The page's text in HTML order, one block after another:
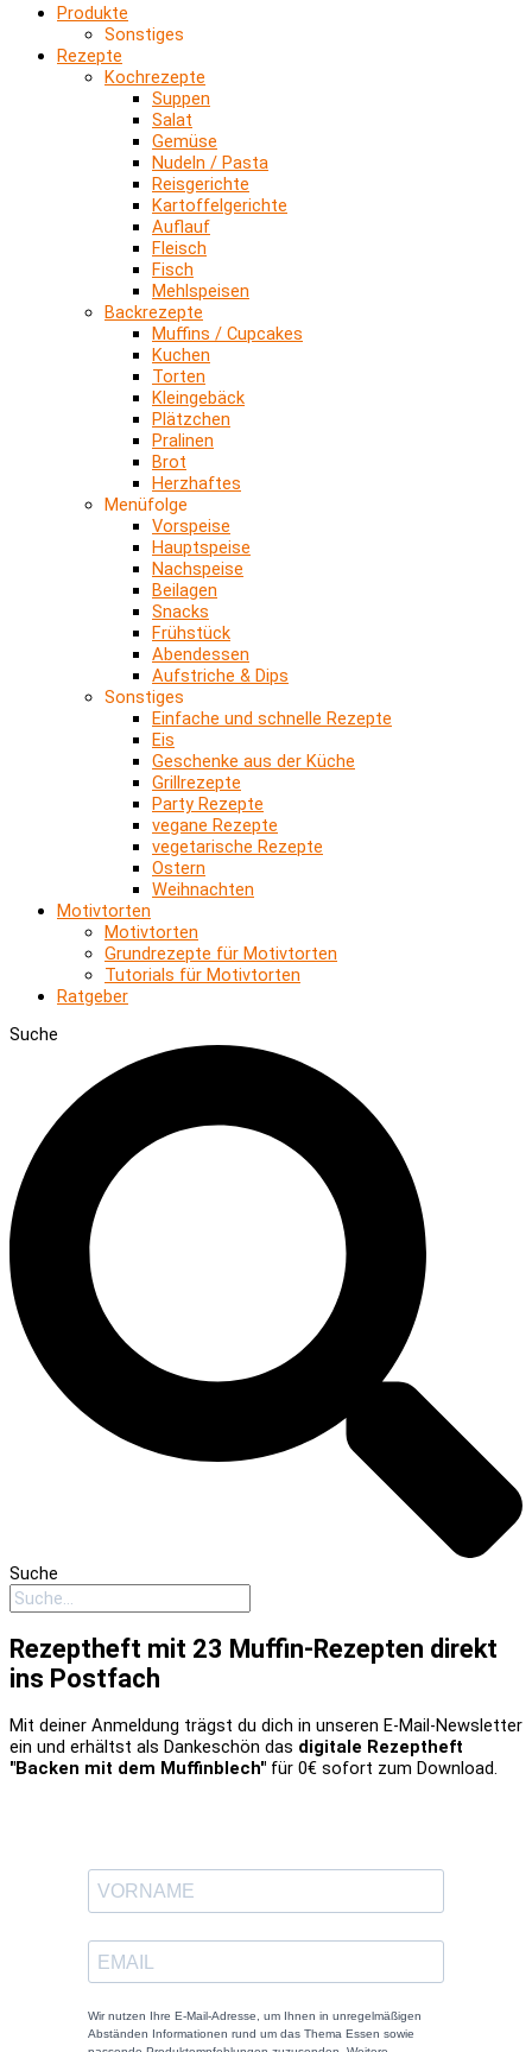
Produkte
Sonstiges
Rezepte
Kochrezepte
Suppen
Salat
Gemüse
Nudeln / Pasta
Reisgerichte
Kartoffelgerichte
Auflauf
Fleisch
Fisch
Mehlspeisen
Backrezepte
Muffins / Cupcakes
Kuchen
Torten
Kleingebäck
Plätzchen
Pralinen
Brot
Herzhaftes
Menüfolge
Vorspeise
Hauptspeise
Nachspeise
Beilagen
Snacks
Frühstück
Abendessen
Aufstriche & Dips
Sonstiges
Einfache und schnelle Rezepte
Eis
Geschenke aus der Küche
Grillrezepte
Party Rezepte
vegane Rezepte
vegetarische Rezepte
Ostern
Weihnachten
Motivtorten
Motivtorten
Grundrezepte für Motivtorten
Tutorials für Motivtorten
Ratgeber
Suche
Suche
Rezeptheft mit 23 Muffin-Rezepten direkt
ins Postfach
Mit deiner Anmeldung trägst du dich in unseren E-Mail-Newsletter
ein und erhältst als Dankeschön das digitale Rezeptheft
"Backen mit dem Muffinblech" für 0€ sofort zum Download.
Wir nutzen Ihre E-Mail-Adresse, um Ihnen in unregelmäßigen
Abständen Informationen rund um das Thema Essen sowie